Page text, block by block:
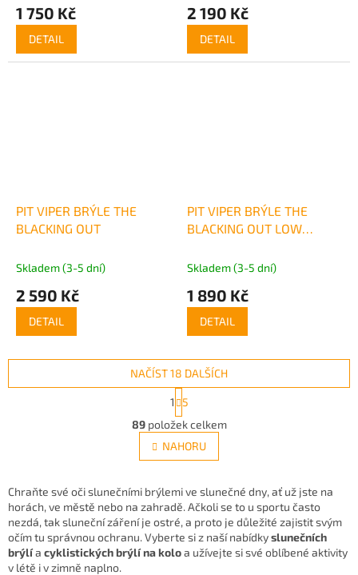
1 750 Kč
DETAIL
2 190 Kč
DETAIL
PIT VIPER BRÝLE THE
BLACKING OUT
Skladem (3-5 dní)
2 590 Kč
DETAIL
PIT VIPER BRÝLE THE
BLACKING OUT LOW
Skladem (3-5 dní)
1 890 Kč
DETAIL
O
v
l
á
a
c
í
p
r
NAČÍST 18 DALŠÍCH
S
t
r
á
n
k
v
á
n
í
1
5
89položek celkem
NAHORU
Chraňte své oči slunečními brýlemi ve slunečné dny, ať už jste na
horách, ve městě nebo na zahradě. Ačkoli se to u sportu často
nezdá, tak sluneční záření je ostré, a proto je důležité zajistit svým
očím tu správnou ochranu. Vyberte si z naší nabídkyslunečních
brýlía cyklistických brýlína koloa užívejte si své oblíbené aktivity
v létě i v zimně naplno.